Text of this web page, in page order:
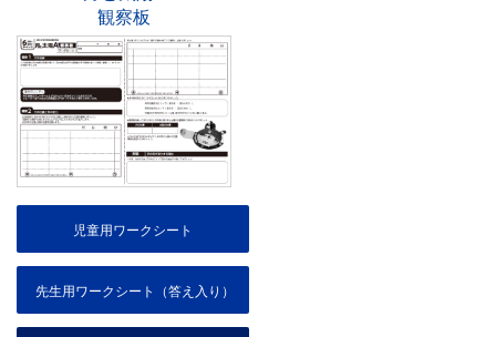
観察板
児童用ワークシート
先生用ワークシート（答え入り）